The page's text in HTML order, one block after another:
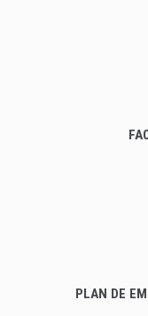
PLAN DE